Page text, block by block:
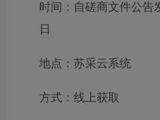
时间： 自磋商文件公告
日
地点： 苏采云系统
方式： 线上获取